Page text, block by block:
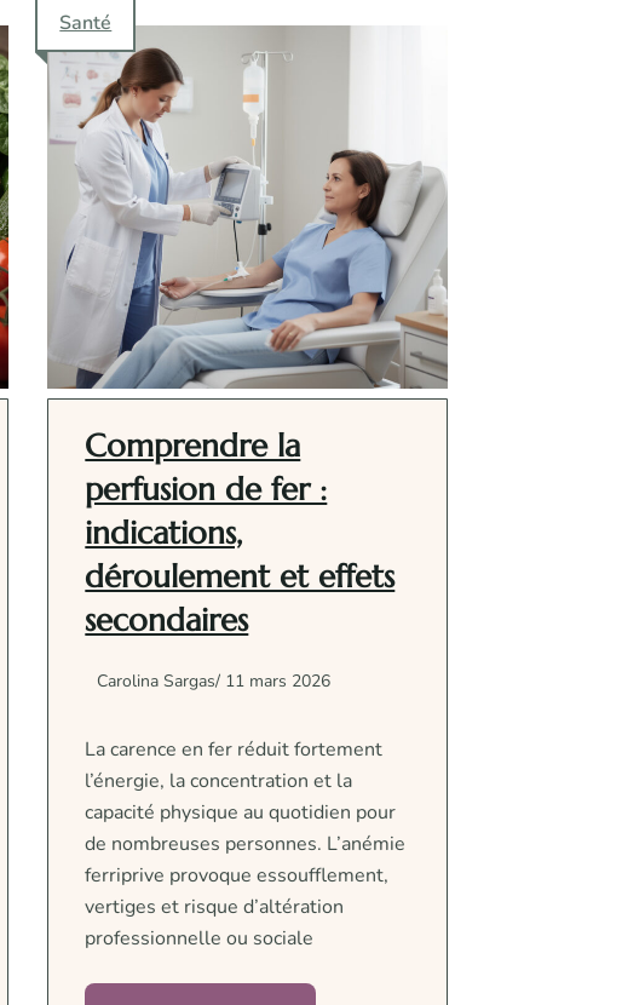
Santé
Comprendre la
perfusion de fer :
indications,
déroulement et effets
secondaires
Carolina Sargas/ 11 mars 2026
La carence en fer réduit fortement
l’énergie, la concentration et la
capacité physique au quotidien pour
de nombreuses personnes. L’anémie
ferriprive provoque essoufflement,
vertiges et risque d’altération
professionnelle ou sociale